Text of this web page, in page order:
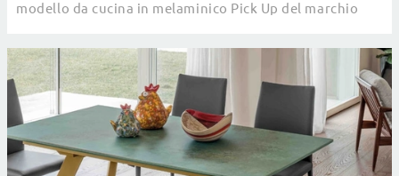
modello da cucina in melaminico Pick Up del marchio